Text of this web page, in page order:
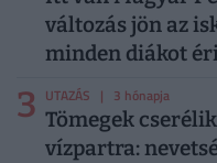
változás jön az
minden diákot
3 UTAZÁS | 3 hónapja
Tömegek
vízpartra: